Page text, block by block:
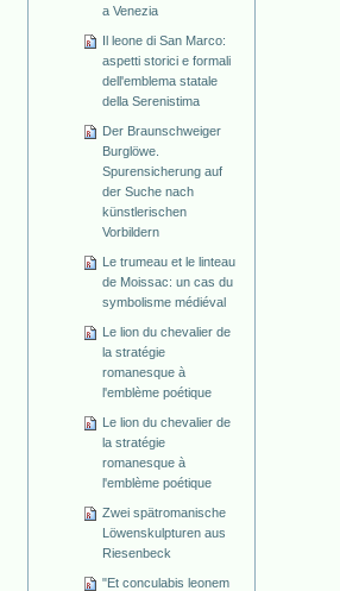
a Venezia
Il leone di San Marco:
aspetti storici e formali
dell'emblema statale
della Serenistima
Der Braunschweiger
Burglöwe.
Spurensicherung auf
der Suche nach
künstlerischen
Vorbildern
Le trumeau et le linteau
de Moissac: un cas du
symbolisme médiéval
Le lion du chevalier de
la stratégie
romanesque à
l'emblème poétique
Le lion du chevalier de
la stratégie
romanesque à
l'emblème poétique
Zwei spätromanische
Löwenskulpturen aus
Riesenbeck
"Et conculabis leonem